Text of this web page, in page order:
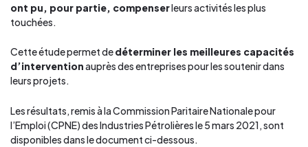
ont pu, pour partie, compenserleurs activités les plus
touchées.
Cette étude permet dedéterminer les meilleures capacités
d’interventionauprès des entreprises pour les soutenir dans
leurs projets.
Les résultats, remis à la Commission Paritaire Nationale pour
l’Emploi (CPNE) des Industries Pétrolières le 5 mars 2021, sont
disponibles dans le document ci-dessous.